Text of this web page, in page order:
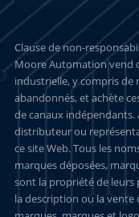
Clause de non-
Moore Automation vend
industrielle, y compris
abandonnés, et achète
de canaux
distributeur ou
ce site Web. Tous les
marques déposées,
sont la propriété de leurs
la description ou la vente